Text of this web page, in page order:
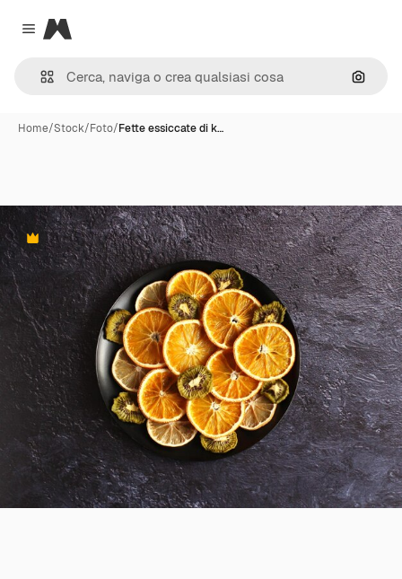
Close menu
Magnific
Cerca
Home/Stock/Foto/Fette essiccate di k…
Premium